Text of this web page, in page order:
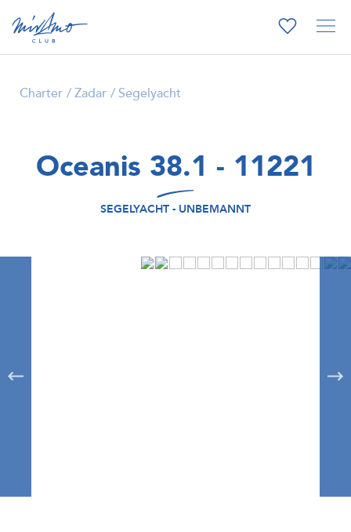
Charter Zadar Segelyacht
Oceanis 38.1 - 11221
SEGELYACHT - UNBEMANNT